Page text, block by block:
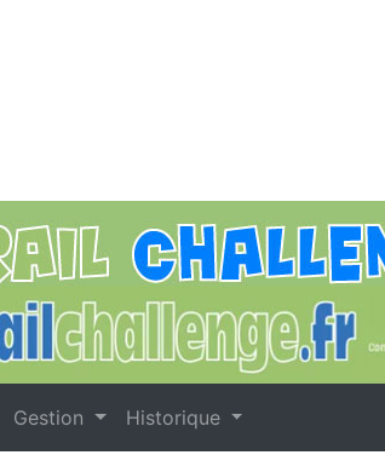
Gestion Historique